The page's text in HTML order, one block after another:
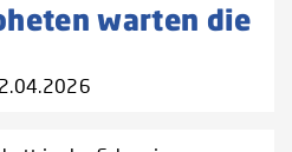
warten die